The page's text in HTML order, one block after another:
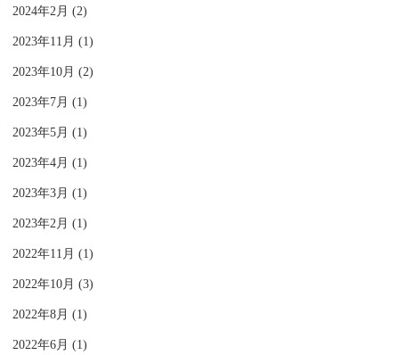
2024年2月 (2)
2023年11月 (1)
2023年10月 (2)
2023年7月 (1)
2023年5月 (1)
2023年4月 (1)
2023年3月 (1)
2023年2月 (1)
2022年11月 (1)
2022年10月 (3)
2022年8月 (1)
2022年6月 (1)